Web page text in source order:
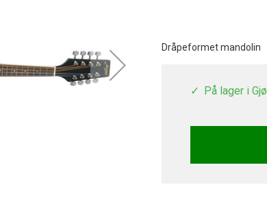
Dråpeformet mandolin
På lager i